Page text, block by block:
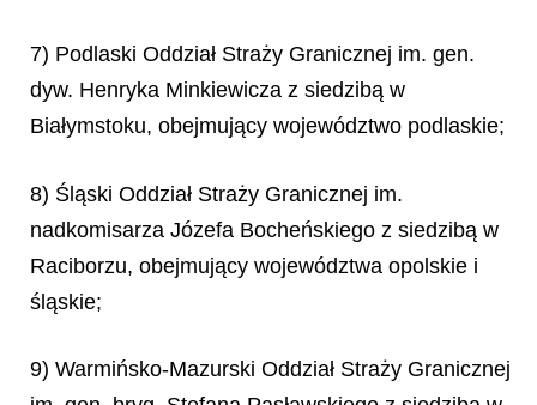
7) Podlaski Oddział Straży Granicznej im. gen.
dyw. Henryka Minkiewicza z siedzibą w
Białymstoku, obejmujący województwo podlaskie;
8) Śląski Oddział Straży Granicznej im.
nadkomisarza Józefa Bocheńskiego z siedzibą w
Raciborzu, obejmujący województwa opolskie i
śląskie;
9) Warmińsko-Mazurski Oddział Straży Granicznej